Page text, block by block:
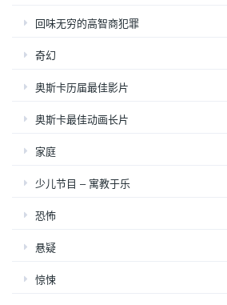
回味无穷的高智商犯罪
奇幻
奥斯卡历届最佳影片
奥斯卡最佳动画长片
家庭
少儿节目 – 寓教于乐
恐怖
悬疑
惊悚